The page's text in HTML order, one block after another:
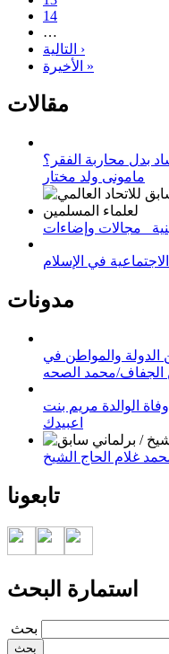
14
…
التالية ›
الأخيرة »
مقالات
بدل محاربة الفقر؟
مامونى ولد مختار
مجالات وإضاءات
مدونات
الدولة والمواطن في
الجفاف/محمد الصحه
الوالدة مريم بنت
اعبيدك
غلام الحاج الشيخ
تابعونا
استمارة البحث
‏بحث ‏